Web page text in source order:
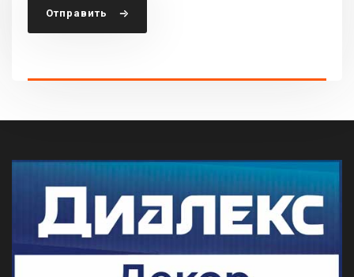
Отправить